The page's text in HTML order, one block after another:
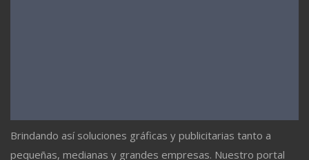
Brindando así soluciones gráficas y publicitarias tanto a
pequeñas, medianas y grandes empresas. Nuestro portal